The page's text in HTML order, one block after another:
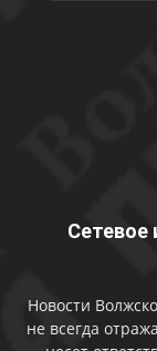
Сетевое
Новости
не всегда